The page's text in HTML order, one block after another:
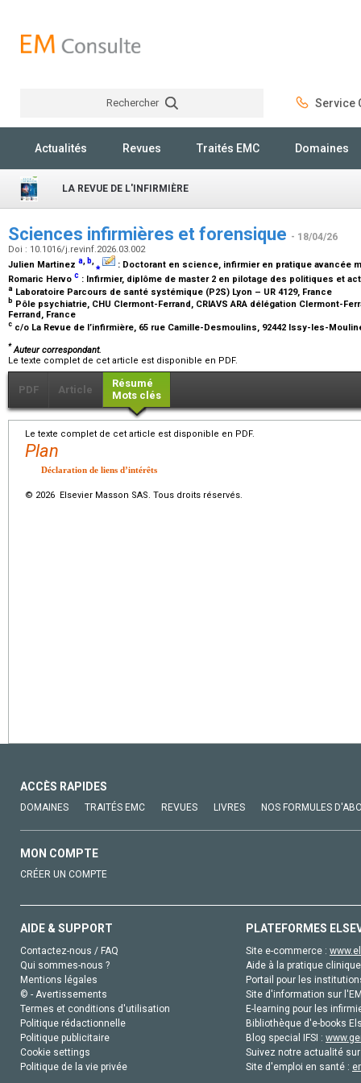
Rechercher Service
Actualités Revues Traités EMC Domaines
LA REVUE DE L'INFIRMIÈRE
Sciences infirmières et forensique - 18/04/26
Doi : 10.1016/j.revinf.2026.03.002
Julien Martinez a, b,⁎ : Doctorant en science, infirmier en pratique avancée
Romaric Hervo c : Infirmier, diplôme de master 2 en pilotage des politiques et
a Laboratoire Parcours de santé systémique (P2S) Lyon – UR 4129, France
b Pôle psychiatrie, CHU Clermont-Ferrand, CRIAVS ARA délégation Clermont-
Ferrand, France
c c/o La Revue de l’infirmière, 65 rue Camille-Desmoulins, 92442 Issy-les-
* Auteur correspondant.
Le texte complet de cet article est disponible en PDF.
PDF Article
Résumé
Mots clés
Le texte complet de cet article est disponible en PDF.
Plan
Déclaration de liens d’intérêts
© 2026 Elsevier Masson SAS. Tous droits réservés.
ACCÈS RAPIDES
DOMAINES TRAITÉS EMC REVUES LIVRES NOS FORMULES
MON COMPTE
CRÉER UN COMPTE
AIDE & SUPPORT
Contactez-nous / FAQ
Qui sommes-nous ?
Mentions légales
© - Avertissements
Termes et conditions d'utilisation
Politique rédactionnelle
Politique publicitaire
Cookie settings
Politique de la vie privée
PLATEFORMES
Site e-commerce :
Aide à la pratique
Portail pour les
Site d'information sur
E-learning pour les
Bibliothèque d'e-books
Blog special IFSI :
Suivez notre actualité
Site d'emploi en santé :